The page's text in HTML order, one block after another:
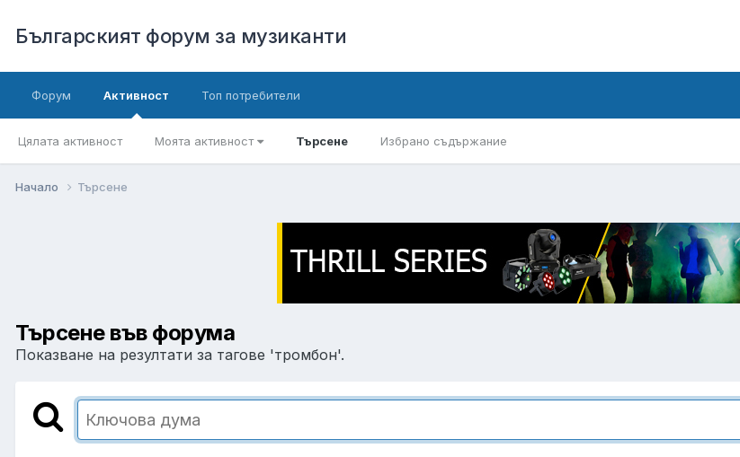
Българският форум за музиканти
Форум Активност
Цялата активност Моята активност Търсене Избрано съдържание
Топ потребители
Начало Търсене
Търсене във форума
Показване на резултати за тагове 'тромбон'.